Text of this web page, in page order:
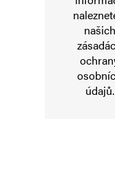
našich
údajů.